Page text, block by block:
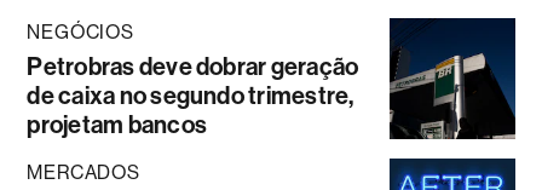
NEGÓCIOS
Petrobras deve dobrar geração
de caixa no segundo trimestre,
projetam bancos
MERCADOS